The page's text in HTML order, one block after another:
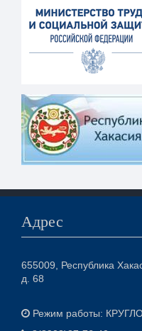
Адрес
655009, Республика
д. 68
Режим работы: